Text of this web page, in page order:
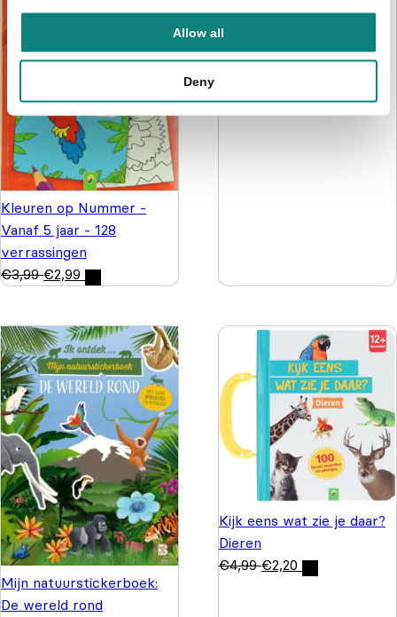
Allow all
Deny
Kleuren op Nummer -
Vanaf 5 jaar - 128
verrassingen
€3,99 €2,99
Bobby's feestje in de
dierentuin
€3,99
Mijn natuurstickerboek:
De wereld rond
Kijk eens wat zie je daar?
Dieren
€4,99 €2,20